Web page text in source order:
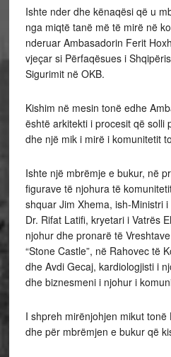
Ishte nder dhe kënaqësi që u
nga miqtë tanë më të mirë në
nderuar Ambasadorin Ferit
vjeçar si Përfaqësues i
Sigurimit në OKB.
Kishim në mesin tonë edhe
është arkitekti i procesit që solli
dhe një mik i mirë i komunitetit
Ishte një mbrëmje e bukur, në
figurave të njohura të
shquar Jim Xhema, ish-Ministri
Dr. Rifat Latifi, kryetari i Vatrës
njohur dhe pronarë të
“Stone Castle”, në Rahovec të
dhe Avdi Gecaj, kardiologjisti i
dhe biznesmeni i njohur i
I shpreh mirënjohjen mikut
dhe për mbrëmjen e bukur që